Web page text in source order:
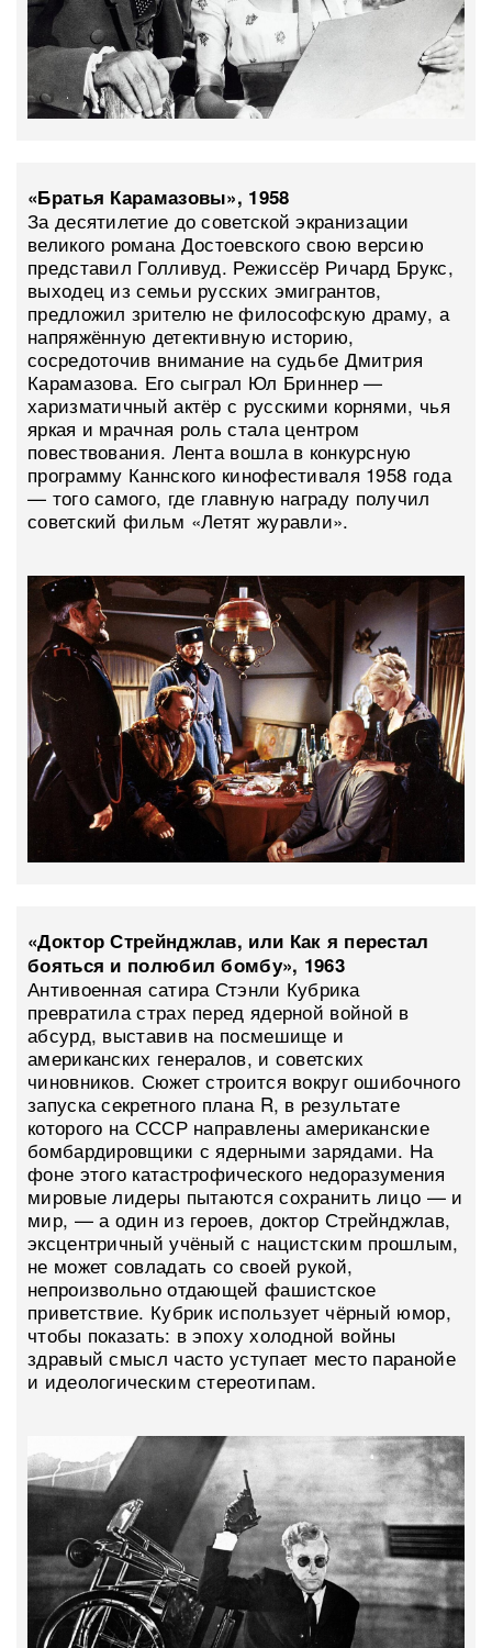
«Братья Карамазовы», 1958
За десятилетие до советской экранизации
великого романа Достоевского свою версию
представил Голливуд. Режиссёр Ричард Брукс,
выходец из семьи русских эмигрантов,
предложил зрителю не философскую драму, а
напряжённую детективную историю,
сосредоточив внимание на судьбе Дмитрия
Карамазова. Его сыграл Юл Бриннер —
харизматичный актёр с русскими корнями, чья
яркая и мрачная роль стала центром
повествования. Лента вошла в конкурсную
программу Каннского кинофестиваля 1958 года
— того самого, где главную награду получил
советский фильм «Летят журавли».
«Доктор Стрейнджлав, или Как я перестал
бояться и полюбил бомбу», 1963
Антивоенная сатира Стэнли Кубрика
превратила страх перед ядерной войной в
абсурд, выставив на посмешище и
американских генералов, и советских
чиновников. Сюжет строится вокруг ошибочного
запуска секретного плана R, в результате
которого на СССР направлены американские
бомбардировщики с ядерными зарядами. На
фоне этого катастрофического недоразумения
мировые лидеры пытаются сохранить лицо — и
мир, — а один из героев, доктор Стрейнджлав,
эксцентричный учёный с нацистским прошлым,
не может совладать со своей рукой,
непроизвольно отдающей фашистское
приветствие. Кубрик использует чёрный юмор,
чтобы показать: в эпоху холодной войны
здравый смысл часто уступает место паранойе
и идеологическим стереотипам.